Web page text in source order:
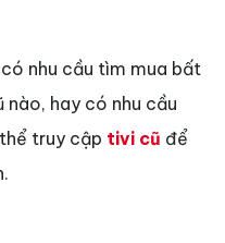
nhu cầu tìm mua bất
nào, hay có nhu cầu
truy cập tivi cũ để